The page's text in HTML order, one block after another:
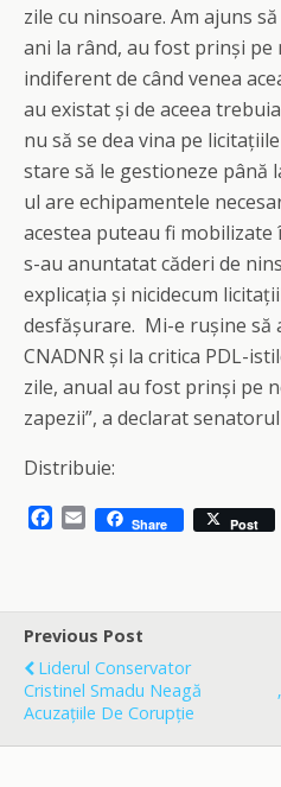
zile cu ninsoare. Am ajuns
ani la rând, au fost prinși
indiferent de când venea
au existat și de aceea
nu să se dea vina pe
stare să le gestioneze până
ul are echipamentele
acestea puteau fi
s-au anuntatat căderi de
explicația și nicidecum
desfășurare. Mi-e rușine să
CNADNR și la critica PDL-
zile, anual au fost prinși pe
zapezii”, a declarat
Distribuie:
b
o
o
k
E
l
Share Post
Previous Post
Liderul Conservator
Cristinel Smadu Neagă
Acuzațiile De Corupție